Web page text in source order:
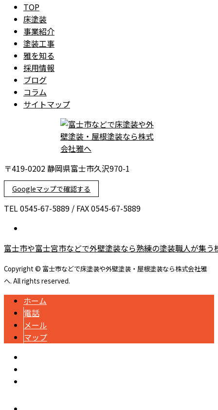
TOP
床塗装
事業紹介
塗装工事
雅を知る
採用情報
ブログ
コラム
サイトマップ
〒419-0202 静岡県富士市久沢970-1
Googleマップで確認する
TEL 0545-67-5889 / FAX 0545-67-5889
富士市や富士宮市などで外壁塗装なら熟練の塗装職人が集う
Copyright © 富士市などで床塗装や外壁塗装・屋根塗装なら株式会社雅
へ. All rights reserved.
ホーム
電話
メール
マップ